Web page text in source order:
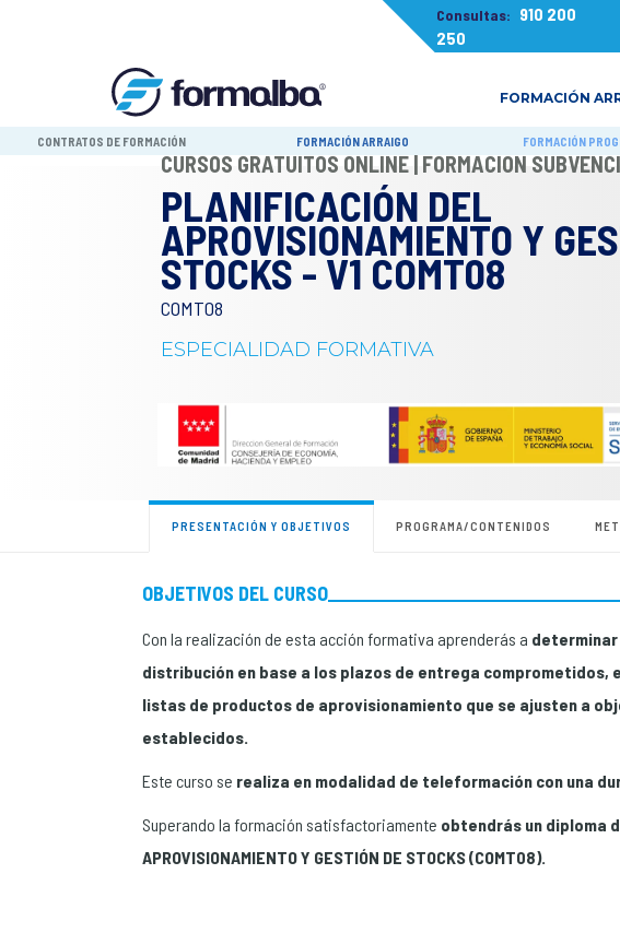
Consultas: 910 200
250
FORMACIÓN
CONTRATOS DE FORMACIÓN FORMACIÓN ARRAIGO FORMACIÓN
CURSOS GRATUITOS ONLINE | FORMACIÓN
PLANIFICACIÓN DEL
APROVISIONAMIENTO Y
STOCKS - V1 COMT08
COMT08
ESPECIALIDAD FORMATIVA
PRESENTACIÓN Y OBJETIVOS PROGRAMA/CONTENIDOS
OBJETIVOS DEL CURSO
Con la realización de esta acción formativa aprenderás a determinar
distribución en base a los plazos de entrega comprometidos,
listas de productos de aprovisionamiento que se ajusten a
establecidos.
Este curso se realiza en modalidad de teleformación con una
Superando la formación satisfactoriamente obtendrás un diploma
APROVISIONAMIENTO Y GESTIÓN DE STOCKS (COMT08).